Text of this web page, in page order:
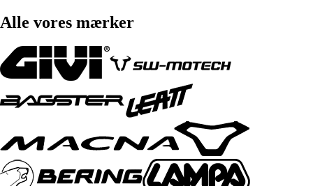
Alle vores mærker